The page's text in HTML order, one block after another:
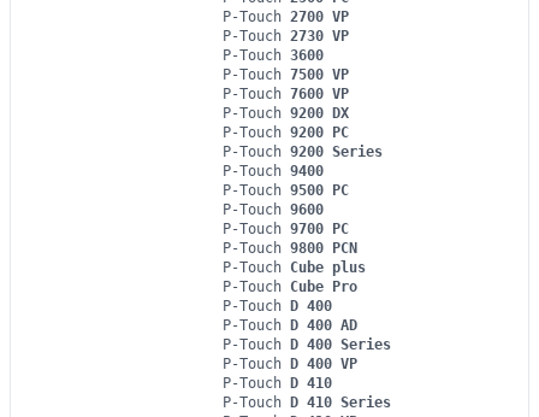
P-Touch 2700 VP
P-Touch 2730 VP
P-Touch 3600
P-Touch 7500 VP
P-Touch 7600 VP
P-Touch 9200 DX
P-Touch 9200 PC
P-Touch 9200 Series
P-Touch 9400
P-Touch 9500 PC
P-Touch 9600
P-Touch 9700 PC
P-Touch 9800 PCN
P-Touch Cube plus
P-Touch Cube Pro
P-Touch D 400
P-Touch D 400 AD
P-Touch D 400 Series
P-Touch D 400 VP
P-Touch D 410
P-Touch D 410 Series